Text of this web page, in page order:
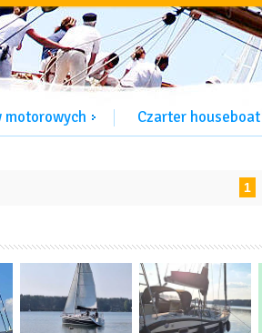
motorowych Czarter houseboat
1